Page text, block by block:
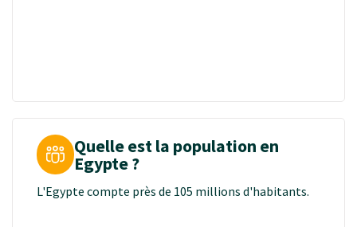
Quelle est la population en
Egypte ?
L'Egypte compte près de 105 millions d'habitants.